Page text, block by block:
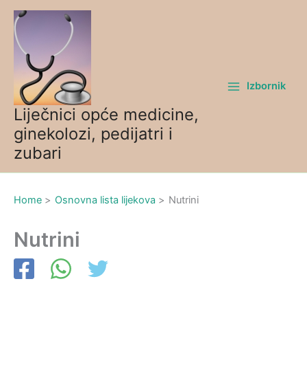
Skip
content
Liječnici opće medicine,
ginekolozi, pedijatri i
zubari
Izbornik
Home Osnovna lista lijekova Nutrini
Nutrini